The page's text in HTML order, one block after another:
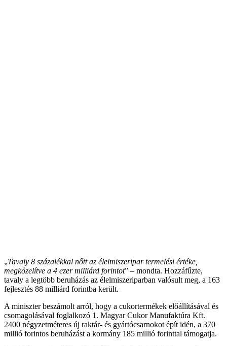
„Tavaly 8 százalékkal nőtt az élelmiszeripar termelési értéke,
megközelítve a 4 ezer milliárd forintot” – mondta. Hozzáfűzte,
tavaly a legtöbb beruházás az élelmiszeriparban valósult meg, a 163
fejlesztés 88 milliárd forintba került.
A miniszter beszámolt arról, hogy a cukortermékek előállításával és
csomagolásával foglalkozó 1. Magyar Cukor Manufaktúra Kft.
2400 négyzetméteres új raktár- és gyártócsarnokot épít idén, a 370
millió forintos beruházást a kormány 185 millió forinttal támogatja.